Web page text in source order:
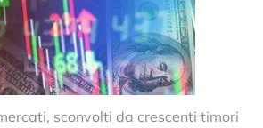
sconvolti da crescenti timori